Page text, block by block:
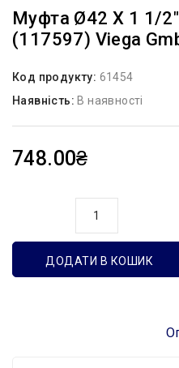
Муфта Ø42 Х 1 1/
(117597) Viega
Код продукту: 61454
Наявність: В наявності
748.00₴
ДОДАТИ В КОШИК